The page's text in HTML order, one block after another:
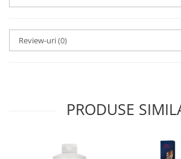
Review-uri(0)
PRODUSE